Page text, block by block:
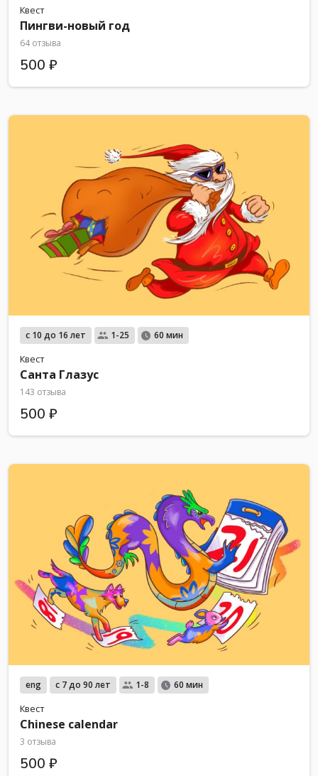
Квест
Пингви-новый год
64 отзыва
500 ₽
с 10 до 16 лет 1-25 60 мин
Квест
Санта Глазус
143 отзыва
500 ₽
eng с 7 до 90 лет 1-8 60 мин
Квест
Chinese calendar
3 отзыва
500 ₽